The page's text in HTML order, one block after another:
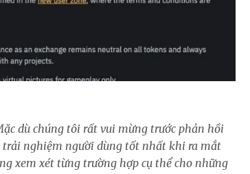
dù chúng tôi rất vui mừng trước phản hồi
trải nghiệm người dùng tốt nhất khi ra mắt
xem xét từng trường hợp cụ thể cho những